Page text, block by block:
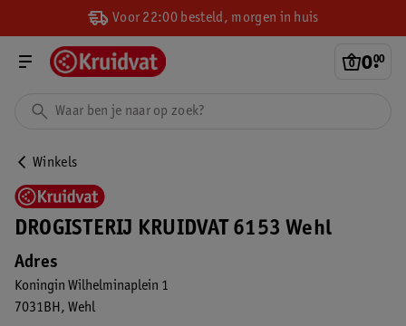
Voor 22:00 besteld, morgen in huis
0.
00
Winkels
DROGISTERIJ KRUIDVAT 6153 Wehl
Adres
Koningin Wilhelminaplein 1
7031BH
Wehl